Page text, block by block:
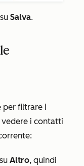
Salva.
per filtrare i
vedere i contatti
Altro, quindi